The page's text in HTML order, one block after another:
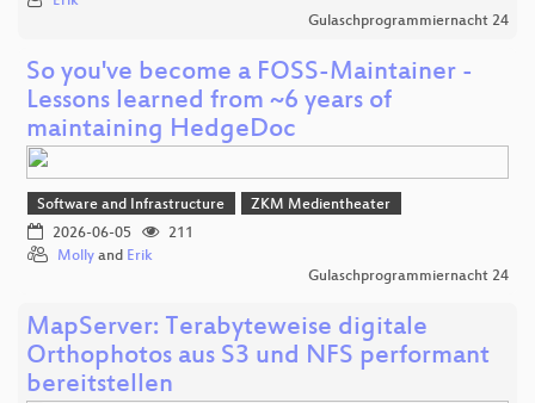
Gulaschprogrammiernacht 24
So you've become a FOSS-Maintainer -
Lessons learned from ~6 years of
maintaining HedgeDoc
Software and Infrastructure
ZKM Medientheater
2026-06-05
211
Molly and Erik
Gulaschprogrammiernacht 24
MapServer: Terabyteweise digitale
Orthophotos aus S3 und NFS performant
bereitstellen